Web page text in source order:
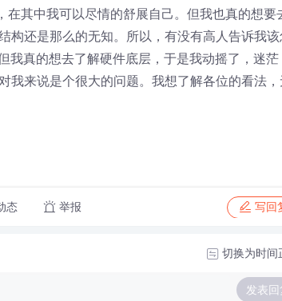
其中我可以尽情的舒展自己。但我也真的想要
构还是那么的无知。所以，有没有高人告诉我该
我真的想去了解硬件底层，于是我动摇了，迷茫
我来说是个很大的问题。我想了解各位的看法，
态 举报 写回
切换为时间
发表回